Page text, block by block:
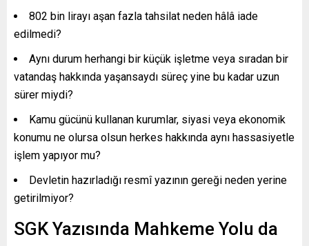
802 bin lirayı aşan fazla tahsilat neden hâlâ iade
edilmedi?
Aynı durum herhangi bir küçük işletme veya sıradan bir
vatandaş hakkında yaşansaydı süreç yine bu kadar uzun
sürer miydi?
Kamu gücünü kullanan kurumlar, siyasi veya ekonomik
konumu ne olursa olsun herkes hakkında aynı hassasiyetle
işlem yapıyor mu?
Devletin hazırladığı resmî yazının gereği neden yerine
getirilmiyor?
SGK Yazısında Mahkeme Yolu da